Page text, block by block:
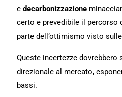
e decarbonizzazione
certo e prevedibile il percorso
parte dell’ottimismo visto
Queste incertezze
direzionale al mercato,
bassi.